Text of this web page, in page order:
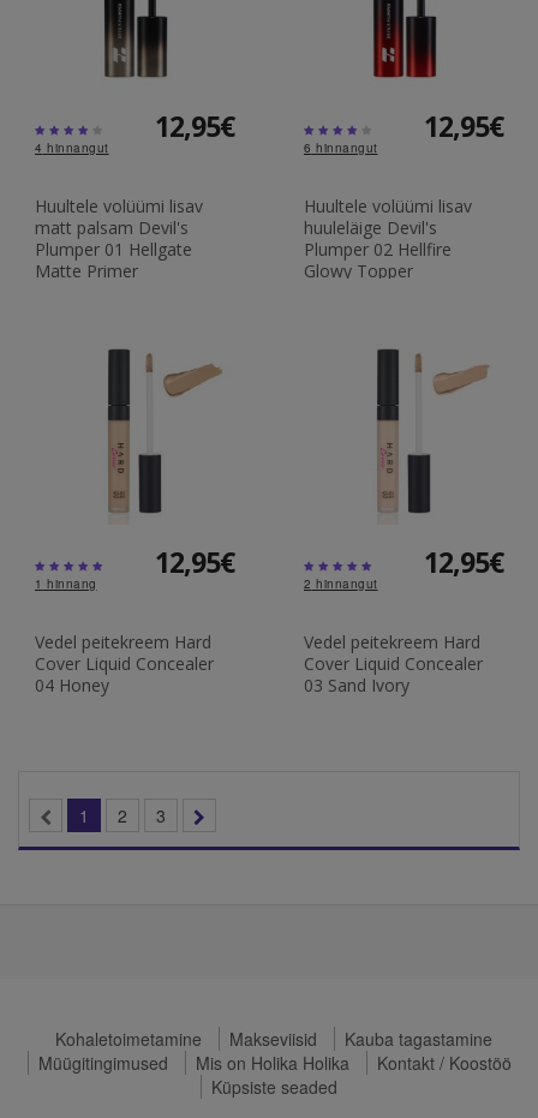
4 hinnangut
12,95€
Huultele volüümi lisav
matt palsam Devil's
Plumper 01 Hellgate
Matte Primer
6 hinnangut
12,95€
Huultele volüümi lisav
huuleläige Devil's
Plumper 02 Hellfire
Glowy Topper
1 hinnang
12,95€
Vedel peitekreem Hard
Cover Liquid Concealer
04 Honey
2 hinnangut
12,95€
Vedel peitekreem Hard
Cover Liquid Concealer
03 Sand Ivory
1 2 3
Kohaletoimetamine Makseviisid
Kauba tagastamine
Müügitingimused
Mis on Holika Holika
Kontakt / Koostöö
Küpsiste seaded